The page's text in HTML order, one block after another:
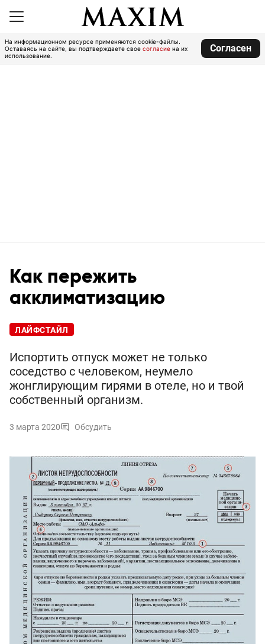
На информационном ресурсе применяются cookie-файлы.
Оставаясь на сайте, вы подтверждаете свое согласие на их
использование.
Согласен
Как пережить
акклиматизацию
ЛАЙФСТАЙЛ
Испортить отпуск может не только
соседство с человеком, неумело
жонглирующим гирями в отеле, но и твой
собственный организм.
3 марта 2020 Обсудить